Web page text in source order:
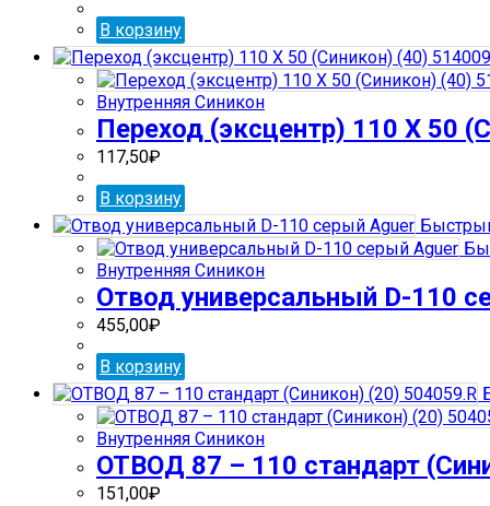
В корзину
Внутренняя Синикон
Переход (эксцентр) 110 Х 50
117,50₽
В корзину
Внутренняя Синикон
Отвод универсальный D-110
455,00₽
В корзину
Внутренняя Синикон
ОТВОД 87 – 110 стандарт
151,00₽